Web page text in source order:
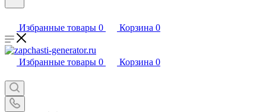
Избранные товары 0 Корзина 0
Избранные товары 0 Корзина 0